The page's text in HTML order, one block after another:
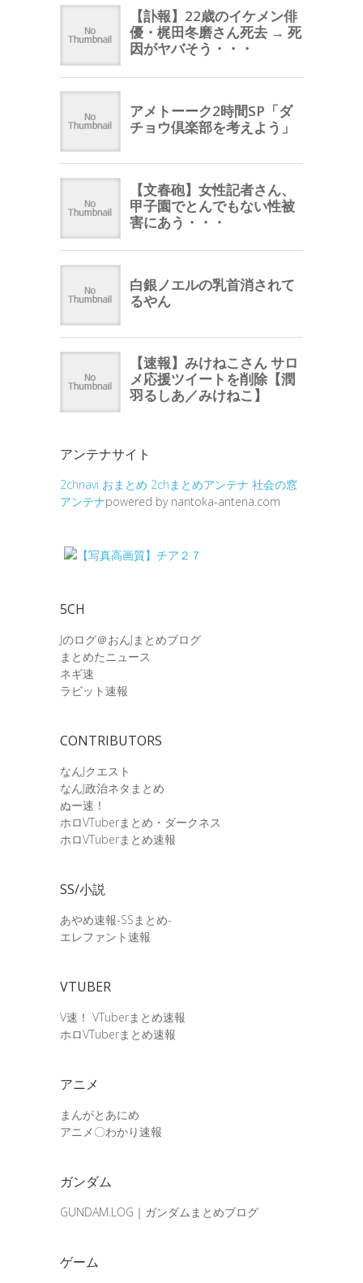
アンテナサイト
2chnavi おまとめ 2chまとめアンテナ 社会の窓
アンテナpowered by nantoka-antena.com
5CH
Jのログ＠おんJまとめブログ
まとめたニュース
ネギ速
ラビット速報
CONTRIBUTORS
なんJクエスト
なんJ政治ネタまとめ
ぬー速！
ホロVTuberまとめ・ダークネス
ホロVTuberまとめ速報
SS/小説
あやめ速報-SSまとめ-
エレファント速報
VTUBER
V速！ VTuberまとめ速報
ホロVTuberまとめ速報
アニメ
まんがとあにめ
アニメ〇わかり速報
ガンダム
GUNDAM.LOG｜ガンダムまとめブログ
ゲーム